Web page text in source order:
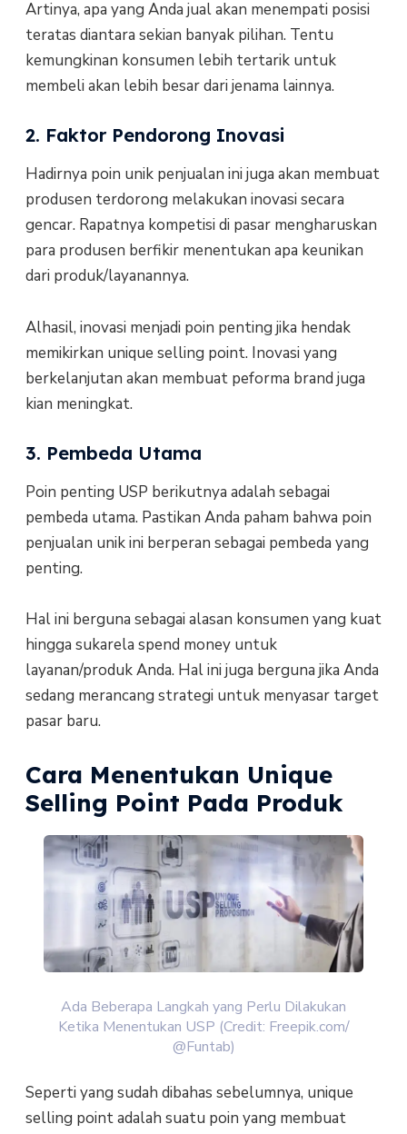
Artinya, apa yang Anda jual akan menempati posisi
teratas diantara sekian banyak pilihan. Tentu
kemungkinan konsumen lebih tertarik untuk
membeli akan lebih besar dari jenama lainnya.
2. Faktor Pendorong Inovasi
Hadirnya poin unik penjualan ini juga akan membuat
produsen terdorong melakukan inovasi secara
gencar. Rapatnya kompetisi di pasar mengharuskan
para produsen berfikir menentukan apa keunikan
dari produk/layanannya.
Alhasil, inovasi menjadi poin penting jika hendak
memikirkan unique selling point. Inovasi yang
berkelanjutan akan membuat peforma brand juga
kian meningkat.
3. Pembeda Utama
Poin penting USP berikutnya adalah sebagai
pembeda utama. Pastikan Anda paham bahwa poin
penjualan unik ini berperan sebagai pembeda yang
penting.
Hal ini berguna sebagai alasan konsumen yang kuat
hingga sukarela spend money untuk
layanan/produk Anda. Hal ini juga berguna jika Anda
sedang merancang strategi untuk menyasar target
pasar baru.
Cara Menentukan Unique
Selling Point Pada Produk
Ada Beberapa Langkah yang Perlu Dilakukan
Ketika Menentukan USP (Credit: Freepik.com/
@Funtab)
Seperti yang sudah dibahas sebelumnya, unique
selling point adalah suatu poin yang membuat